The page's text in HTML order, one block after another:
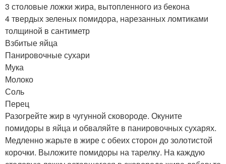
3 столовые ложки жира, вытопленного из бекона
4 твердых зеленых помидора, нарезанных ломтиками
толщиной в сантиметр
Взбитые яйца
Панировочные сухари
Мука
Молоко
Соль
Перец
Разогрейте жир в чугунной сковороде. Окуните
помидоры в яйца и обваляйте в панировочных сухарях.
Медленно жарьте в жире с обеих сторон до золотистой
корочки. Выложите помидоры на тарелку. На каждую